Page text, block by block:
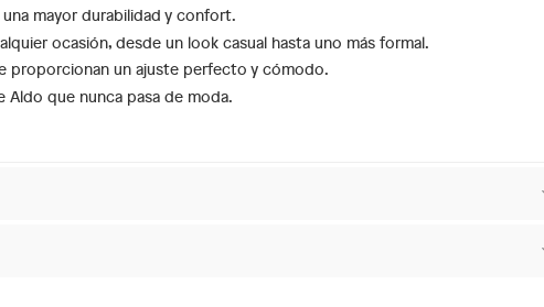
mayor durabilidad y confort.
ocasión, desde un look casual hasta uno más formal.
proporcionan un ajuste perfecto y cómodo.
Aldo que nunca pasa de moda.